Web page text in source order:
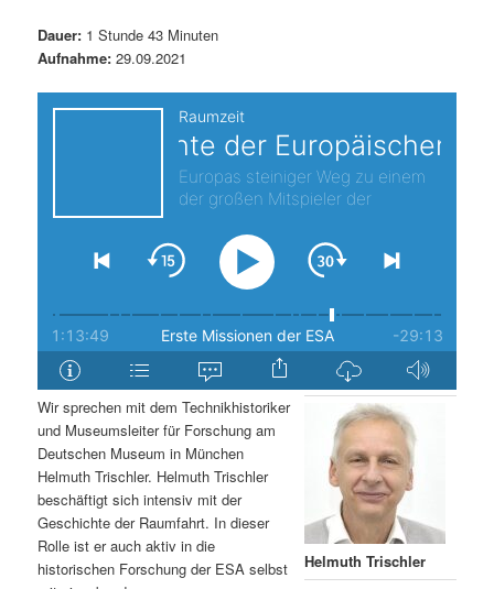
i
n
p
g
n
Dauer: 1 Stunde 43 Minuten
Aufnahme: 29.09.2021
Helmuth Trischler
Wir sprechen mit dem Technikhistoriker
und Museumsleiter für Forschung am
Deutschen Museum in München
Helmuth Trischler. Helmuth Trischler
beschäftigt sich intensiv mit der
Geschichte der Raumfahrt. In dieser
Rolle ist er auch aktiv in die
historischen Forschung der ESA selbst